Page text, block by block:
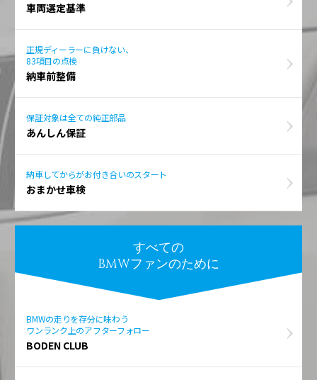
車両選定基準
正規ディーラーに負けない、
83項目の点検
納車前整備
保証対象は全ての純正部品
あんしん保証
納車してからがお付き合いのスタート
おまかせ車検
すべての
BMWファンのために
BMWの走りを存分に味わう
ワンランク上のアフターフォロー
BODEN CLUB